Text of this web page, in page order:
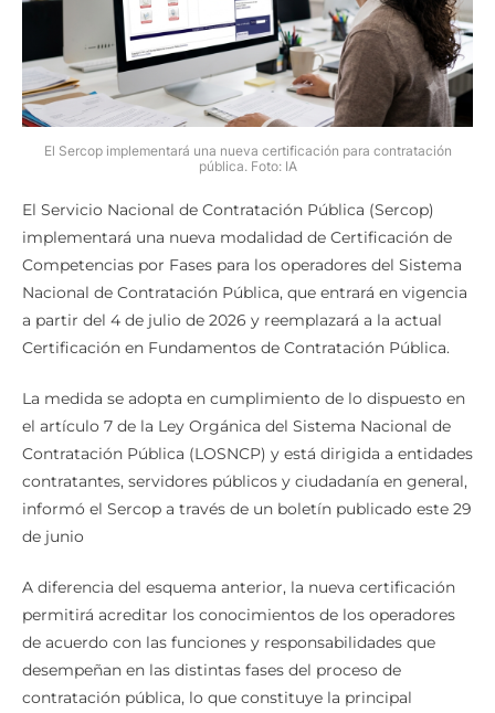
El Sercop implementará una nueva certificación para contratación
pública. Foto: IA
El Servicio Nacional de Contratación Pública (Sercop)
implementará una nueva modalidad de Certificación de
Competencias por Fases para los operadores del Sistema
Nacional de Contratación Pública, que entrará en vigencia
a partir del 4 de julio de 2026 y reemplazará a la actual
Certificación en Fundamentos de Contratación Pública.
La medida se adopta en cumplimiento de lo dispuesto en
el artículo 7 de la Ley Orgánica del Sistema Nacional de
Contratación Pública (LOSNCP) y está dirigida a entidades
contratantes, servidores públicos y ciudadanía en general,
informó el Sercop a través de un boletín publicado este 29
de junio
A diferencia del esquema anterior, la nueva certificación
permitirá acreditar los conocimientos de los operadores
de acuerdo con las funciones y responsabilidades que
desempeñan en las distintas fases del proceso de
contratación pública, lo que constituye la principal